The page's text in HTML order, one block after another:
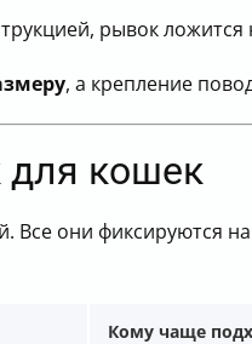
рывок
, а крепление
кошек
они фиксируются
Кому чаще